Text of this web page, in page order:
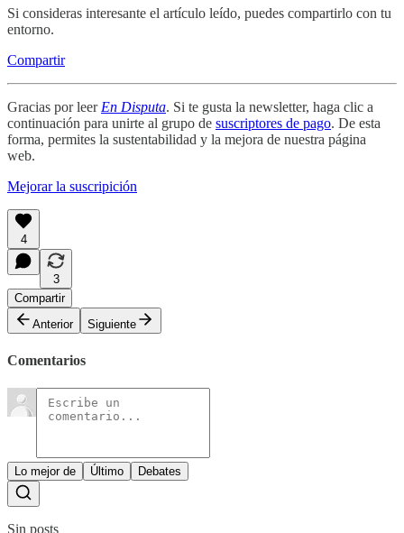
Si consideras interesante el artículo leído, puedes compartirlo con tu
entorno.
Compartir
Gracias por leer En Disputa. Si te gusta la newsletter, haga clic a
continuación para unirte al grupo de suscriptores de pago. De esta
forma, permites la sustentabilidad y la mejora de nuestra página
web.
Mejorar la suscripición
4
3
Compartir
Anterior
Siguiente
Comentarios
Lo mejor de Último Debates
Sin posts